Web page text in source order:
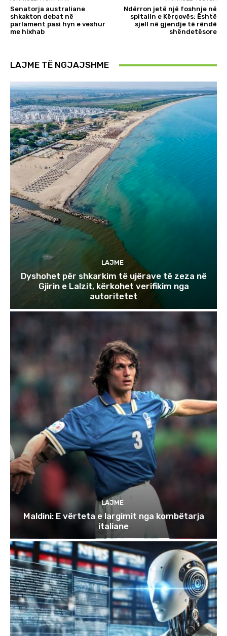
Senatorja australiane
shkakton debat në
parlament pasi hyn e veshur
me hixhab
Ndërron jetë një foshnje në
spitalin e Kërçovës: Është
sjell në gjendje të rëndë
shëndetësore
LAJME TË NGJAJSHME
LAJME
Dyshohet për shkarkim të ujërave të zeza në
Gjirin e Lalzit, kërkohet verifikim nga
autoritetet
LAJME
Maldini: E vërteta e largimit nga kombëtarja
italiane